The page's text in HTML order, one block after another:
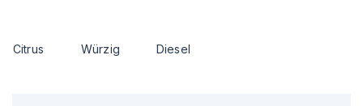
Citrus Würzig Diesel